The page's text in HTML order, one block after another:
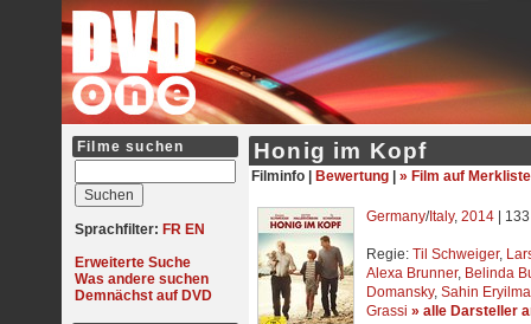
Filme suchen
Sprachfilter: FR EN
Erweiterte Suche
Was andere suchen
Demnächst auf DVD
Honig im Kopf
Filminfo | Bewertung » Film auf Merkliste
Germany/Italy, 2014 |
Regie: Til Schweiger,
Alexa Brunner, Belinda
Domansky, Sahin
Grassi » alle Darsteller